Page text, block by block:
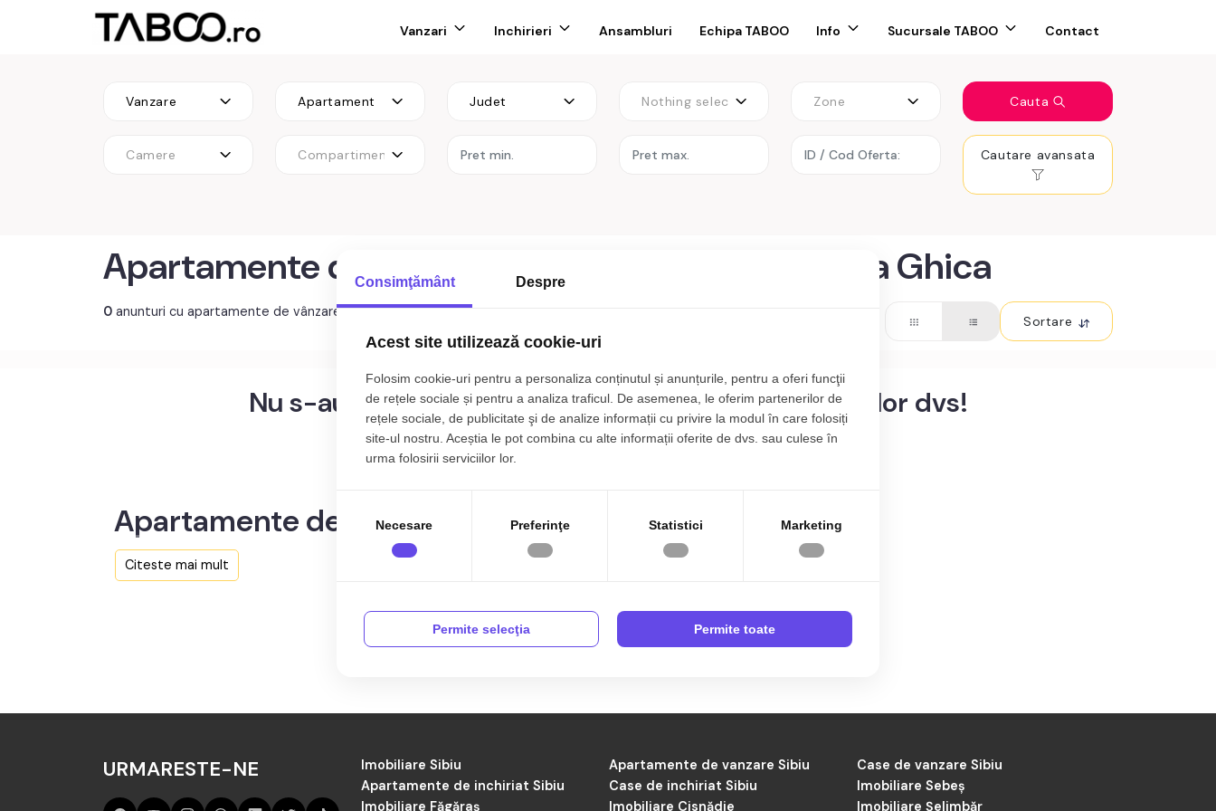
Vanzari Inchirieri Ansambluri Echipa TABOO Info Sucursale TABOO Contact
Vanzare Apartament Judet Nothing selected Zone Cauta
Camere Compartimentare
Apartamente de vânzare Bucuresti zona Doamna Ghica
0 anunturi cu apartamente de vânzare Bucuresti zona Doamna Ghica
Sortare
Nu s-au gasit rezultate care sa corespunda criteriilor dvs!
Apartamente de vânzare în Bucuresti Doamna Ghica
Aici sunt toate anunțurile active și actualizate de Apartamente de vânzare în Doamna Ghica Bucuresti de către agenția TABOO Imobiliare Bucuresti.
Citeste mai mult
URMARESTE-NE Imobiliare Sibiu Apartamente de vanzare Sibiu
Case de vanzare Sibiu
Apartamente de inchiriat Sibiu
Case de inchiriat Sibiu
Imobiliare Sebeș
Imobiliare Făgăraș
Imobiliare Cisnădie Imobiliare Șelimbăr
Consimţământ Despre
Acest site utilizează cookie-uri
Folosim cookie-uri pentru a personaliza conținutul și anunțurile, pentru a oferi funcţii
de rețele sociale și pentru a analiza traficul. De asemenea, le oferim partenerilor de
rețele sociale, de publicitate şi de analize informații cu privire la modul în care folosiți
site-ul nostru. Aceștia le pot combina cu alte informații oferite de dvs. sau culese în
urma folosirii serviciilor lor.
Necesare Preferinţe Statistici Marketing
Permite selecţia Permite toate